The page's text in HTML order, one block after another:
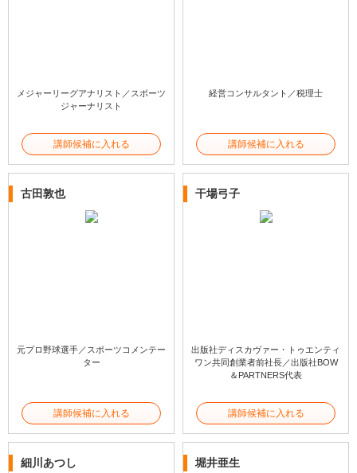
メジャーリーグアナリスト／スポーツ
ジャーナリスト
講師候補に入れる
経営コンサルタント／税理士
講師候補に入れる
古田敦也
元プロ野球選手／スポーツコメンテー
ター
講師候補に入れる
干場弓子
出版社ディスカヴァー・トゥエンティ
ワン共同創業者前社長／出版社BOW
＆PARTNERS代表
講師候補に入れる
細川あつし 堀井亜生